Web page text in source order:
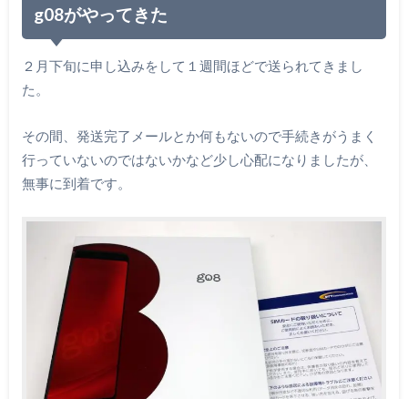
g08がやってきた
２月下旬に申し込みをして１週間ほどで送られてきまし
た。
その間、発送完了メールとか何もないので手続きがうまく
行っていないのではないかなど少し心配になりましたが、
無事に到着です。